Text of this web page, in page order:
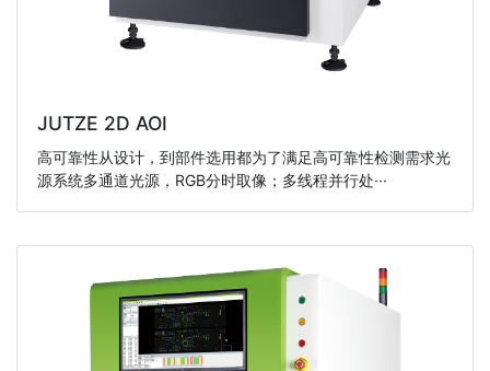
JUTZE 2D AOI
高可靠性从设计，到部件选用都为了满足高可靠性检测需求光
源系统多通道光源，RGB分时取像；多线程并行处···